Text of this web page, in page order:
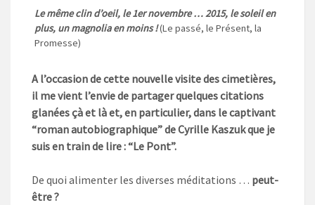
Le même clin d’oeil, le 1er novembre … 2015, le soleil en
plus, un magnolia en moins !(Le passé, le Présent, la
Promesse)
A l’occasion de cette nouvelle visite des cimetières,
il me vient l’envie de partager quelques citations
glanées çà et là et, en particulier, dans le captivant
“roman autobiographique” de Cyrille Kaszuk que je
suis en train de lire : “Le Pont”.
De quoi alimenter les diverses méditations … peut-
être ?